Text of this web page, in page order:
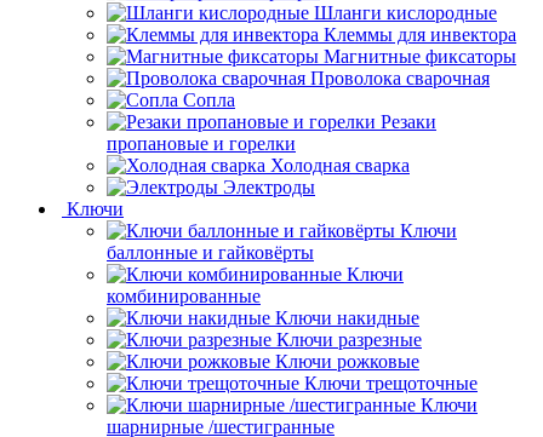
Шланги кислородные
Клеммы для инвектора
Магнитные фиксаторы
Проволока сварочная
Сопла
Резаки
пропановые и горелки
Холодная сварка
Электроды
Ключи
Ключи
баллонные и гайковёрты
Ключи
комбинированные
Ключи накидные
Ключи разрезные
Ключи рожковые
Ключи трещоточные
Ключи
шарнирные /шестигранные